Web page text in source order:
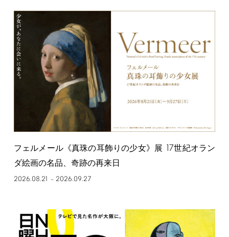
フェルメール《真珠の耳飾りの少女》展 17世紀オラン
ダ絵画の名品、奇跡の再来日
2026.08.21 – 2026.09.27